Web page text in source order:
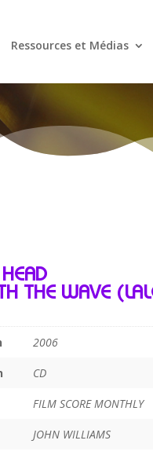
Ressources et Médias
THE WAVE
2006
CD
FILM SCORE MONTHLY
JOHN WILLIAMS